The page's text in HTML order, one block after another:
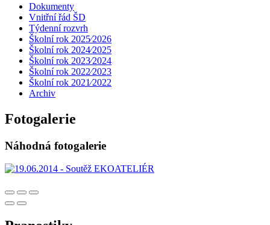
Dokumenty
Vnitřní řád ŠD
Týdenní rozvrh
Školní rok 2025⁄2026
Školní rok 2024⁄2025
Školní rok 2023⁄2024
Školní rok 2022⁄2023
Školní rok 2021⁄2022
Archiv
Fotogalerie
Náhodná fotogalerie